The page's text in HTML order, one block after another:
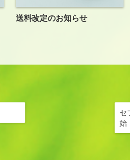
送料改定のお知らせ
セ
始